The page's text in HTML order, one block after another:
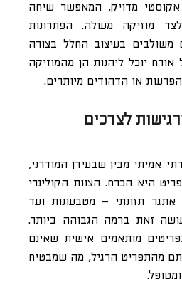
אקוסטי מדויק, המאפשר שיחה
מוזיקה מעולה. הפתרונות
משולבים בעיצוב החלל בצורה
יוכל ליהנות הן מהמוזיקה
או הדהודים מיותרים.
לצרכים
אמיתי מבין שבעידן המודרני,
היא הכרח. הצוות הקולינרי
תזונתי – מטבעונות ועד
זאת ברמה הגבוהה ביותר.
מותאמים אישית שאינם
מהתפריט הרגיל, מה שמבטיח